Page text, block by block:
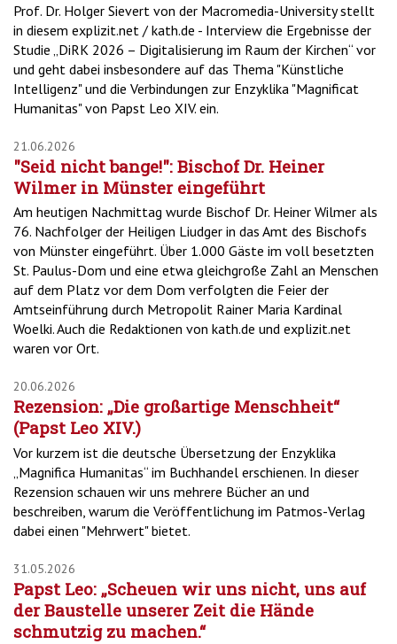
Prof. Dr. Holger Sievert von der Macromedia-University stellt
in diesem explizit.net / kath.de - Interview die Ergebnisse der
Studie „DiRK 2026 – Digitalisierung im Raum der Kirchen“ vor
und geht dabei insbesondere auf das Thema "Künstliche
Intelligenz" und die Verbindungen zur Enzyklika "Magnificat
Humanitas" von Papst Leo XIV. ein.
21.06.2026
"Seid nicht bange!": Bischof Dr. Heiner
Wilmer in Münster eingeführt
Am heutigen Nachmittag wurde Bischof Dr. Heiner Wilmer als
76. Nachfolger der Heiligen Liudger in das Amt des Bischofs
von Münster eingeführt. Über 1.000 Gäste im voll besetzten
St. Paulus-Dom und eine etwa gleichgroße Zahl an Menschen
auf dem Platz vor dem Dom verfolgten die Feier der
Amtseinführung durch Metropolit Rainer Maria Kardinal
Woelki. Auch die Redaktionen von kath.de und explizit.net
waren vor Ort.
20.06.2026
Rezension: „Die großartige Menschheit“
(Papst Leo XIV.)
Vor kurzem ist die deutsche Übersetzung der Enzyklika
„Magnifica Humanitas“ im Buchhandel erschienen. In dieser
Rezension schauen wir uns mehrere Bücher an und
beschreiben, warum die Veröffentlichung im Patmos-Verlag
dabei einen "Mehrwert" bietet.
31.05.2026
Papst Leo: „Scheuen wir uns nicht, uns auf
der Baustelle unserer Zeit die Hände
schmutzig zu machen.“